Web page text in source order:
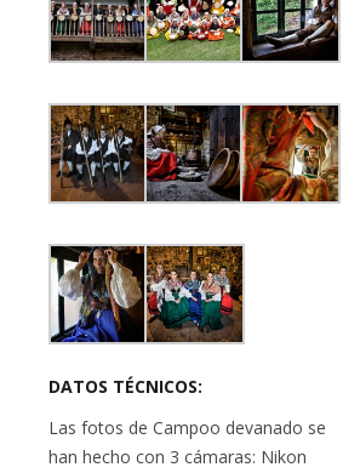
DATOS TÉCNICOS:
Las fotos de Campoo devanado se
han hecho con 3 cámaras: Nikon